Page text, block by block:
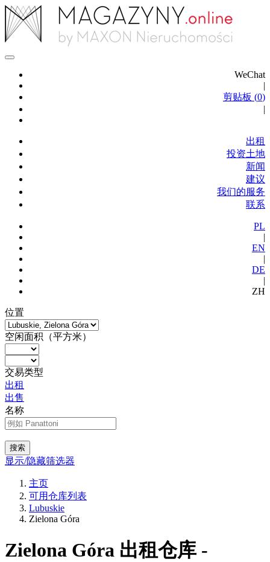
WeChat
|
剪贴板 (0)
|
出租
投资土地
新闻
建议
我们的服务
联系
PL
|
EN
|
DE
|
ZH
位置
空闲面积（平方米）
交易类型
出租
出售
名称
搜索
显示/隐藏筛选器
主页
可用仓库列表
Lubuskie
Zielona Góra
Zielona Góra 出租仓库 -